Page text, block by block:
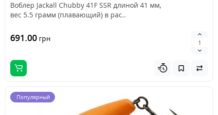
Воблер Jackall Chubby 41F SSR длиной 41 мм,
вес 5.5 грамм (плавающий) в рас..
691.00 грн
Популярный